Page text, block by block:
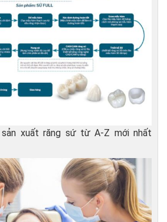
xuất răng sứ từ A-Z mới nhất